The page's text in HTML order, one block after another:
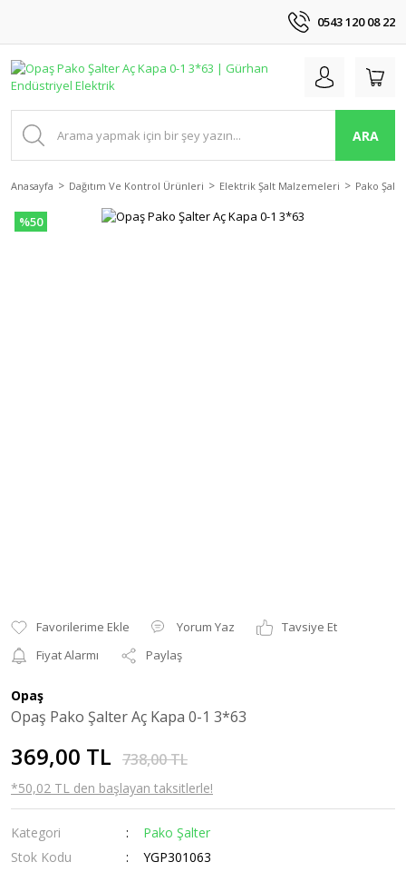
0543 120 08 22
ARA
Anasayfa Dağıtım Ve Kontrol Ürünleri Elektrik Şalt Malzemeleri Pako
%50
Yorum Yaz
Tavsiye Et
Fiyat Alarmı
Paylaş
Opaş
Opaş Pako Şalter Aç Kapa 0-1 3*63
369,00 TL 738,00 TL
*50,02 TL den başlayan taksitlerle!
Kategori
Pako Şalter
Stok Kodu
YGP301063